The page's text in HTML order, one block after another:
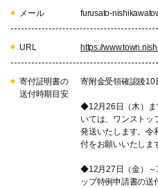
メール furusato-
URL https://
寄付証明書の
送付時期目安
寄附金受領確認後10
◆12月26日（木）ま
いては、ワンストッ
発送いたします。令
付をお願いいたしま
◆12月27日（金）～
ップ特例申請書の送